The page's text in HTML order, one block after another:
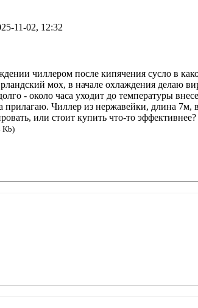
11-02, 12:32
чиллером после кипячения сусло в
мох, в начале охлаждения делаю
- около часа уходит до температуры
прилагаю. Чиллер из нержавейки, длина
или стоит купить что-то эффективнее?
Kb)